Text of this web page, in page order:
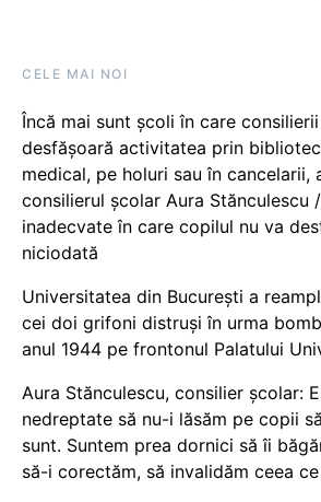
CELE MAI NOI
Încă mai sunt școli în care
desfășoară activitatea prin
medical, pe holuri sau în cancelarii,
consilierul școlar Aura Stănculescu
inadecvate în care copilul nu va
niciodată
Universitatea din București a
cei doi grifoni distruși în urma
anul 1944 pe frontonul Palatului
Aura Stănculescu, consilier școlar:
nedreptate să nu-i lăsăm pe copii
sunt. Suntem prea dornici să îi
să-i corectăm, să invalidăm ceea